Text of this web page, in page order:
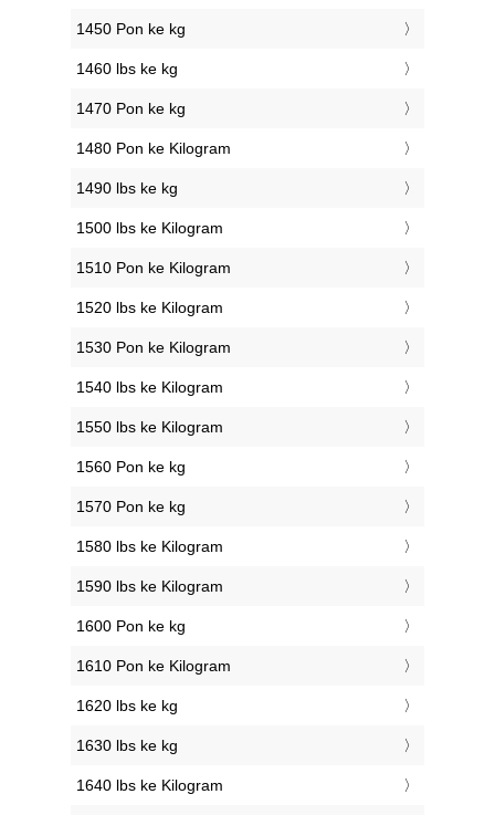
1450 Pon ke kg
1460 lbs ke kg
1470 Pon ke kg
1480 Pon ke Kilogram
1490 lbs ke kg
1500 lbs ke Kilogram
1510 Pon ke Kilogram
1520 lbs ke Kilogram
1530 Pon ke Kilogram
1540 lbs ke Kilogram
1550 lbs ke Kilogram
1560 Pon ke kg
1570 Pon ke kg
1580 lbs ke Kilogram
1590 lbs ke Kilogram
1600 Pon ke kg
1610 Pon ke Kilogram
1620 lbs ke kg
1630 lbs ke kg
1640 lbs ke Kilogram